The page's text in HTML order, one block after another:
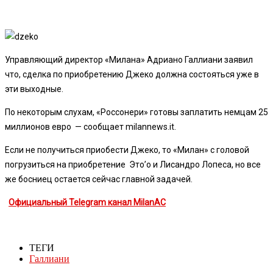
Управляющий директор «Милана» Адриано Галлиани заявил
что, сделка по приобретению Джеко должна состояться уже в
эти выходные.
По некоторым слухам, «Россонери» готовы заплатить немцам 25
миллионов евро — сообщает milannews.it.
Если не получиться приобести Джеко, то «Милан» с головой
погрузиться на приобретение Это’о и Лисандро Лопеса, но все
же босниец остается сейчас главной задачей.
Официальный Telegram канал MilanAC
ТЕГИ
Галлиани